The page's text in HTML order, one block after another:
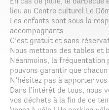
lieu au Centre culturel Le
Les enfants sont sous la
accompagnants
C’est gratuit et sans
Nous mettons des tables et
Néanmoins, la fréquentation
pouvons garantir que
N’hésitez pas à apporter
Dans l’intérêt de tous, nous
vos déchets à la fin de ce